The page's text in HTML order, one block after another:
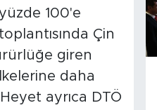
100'e
Çin
giren
daha
ayrıca DTÖ